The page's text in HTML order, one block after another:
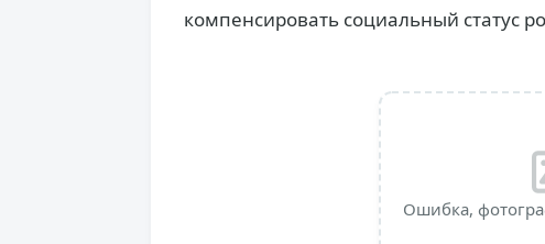
компенсировать социальный статус
Ошибка,